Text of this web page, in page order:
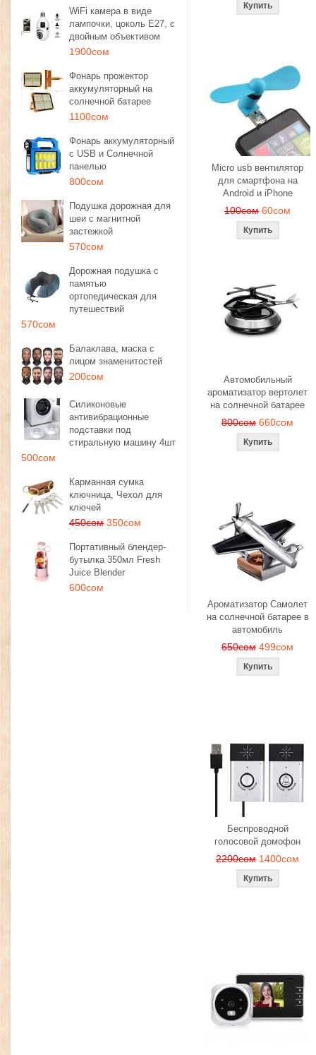
WiFi камера в виде
лампочки, цоколь E27, с
двойным объективом
1900сом
Фонарь прожектор
аккумуляторный на
солнечной батарее
1100сом
Фонарь аккумуляторный
с USB и Солнечной
панелью
800сом
Подушка дорожная для
шеи с магнитной
застежкой
570сом
Дорожная подушка с
памятью
ортопедическая для
путешествий
570сом
Балаклава, маска с
лицом знаменитостей
200сом
Силиконовые
антивибрационные
подставки под
стиральную машину 4шт
500сом
Карманная сумка
ключница, Чехол для
ключей
450сом 350сом
Портативный блендер-
бутылка 350мл Fresh
Juice Blender
600сом
Micro usb вентилятор
для смартфона на
Android и iPhone
100сом 60сом
Автомобильный
ароматизатор вертолет
на солнечной батарее
800сом 660сом
Ароматизатор Самолет
на солнечной батарее в
автомобиль
650сом 499сом
Беспроводной
голосовой домофон
2200сом 1400сом